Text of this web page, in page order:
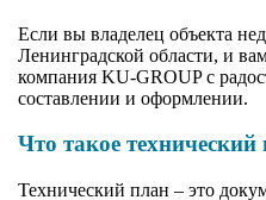
Если вы владелец объекта
Ленинградской области, и
компания KU-GROUP с
составлении и оформлении.
Что такое технический
Технический план – это